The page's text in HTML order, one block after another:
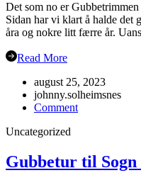
Det som no er
Sidan har vi klart å halde det
åra og nokre litt færre år.
Read More
august 25, 2023
johnny.solheimsnes
Commenton
Uncategorized
Gubbetur til Sogn